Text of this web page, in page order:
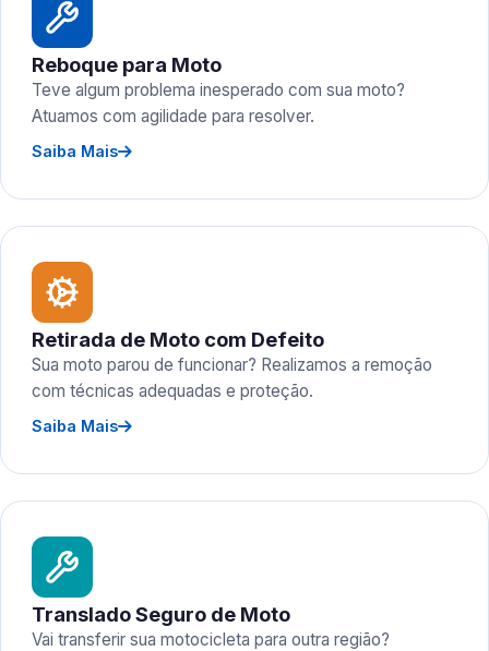
Reboque para Moto
Teve algum problema inesperado com sua moto?
Atuamos com agilidade para resolver.
Saiba Mais
Retirada de Moto com Defeito
Sua moto parou de funcionar? Realizamos a remoção
com técnicas adequadas e proteção.
Saiba Mais
Translado Seguro de Moto
Vai transferir sua motocicleta para outra região?